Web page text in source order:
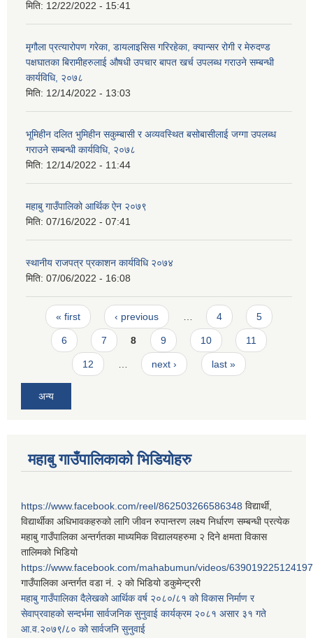
मिति: 12/22/2022 - 15:41
मृगौला प्रत्यारोपण गरेका, डायलाइसिस गरिरहेका, क्यान्सर रोगी र मेरुदण्ड
पक्षघातका बिरामीहरुलाई औषधी उपचार बापत खर्च उपलब्ध गराउने सम्बन्धी
कार्यविधि, २०७८
मिति: 12/14/2022 - 13:03
भूमिहीन दलित भुमिहीन सकुम्बासी र अव्यवस्थित बसोबासीलाई जग्गा उपलब्ध
गराउने सम्बन्धी कार्यविधि, २०७८
मिति: 12/14/2022 - 11:44
महाबु गाउँपालिको आर्थिक ऐन २०७९
मिति: 07/16/2022 - 07:41
स्थानीय राजपत्र प्रकाशन कार्यविधि २०७४
मिति: 07/06/2022 - 16:08
Pages
« first ‹ previous 4 5
6 7 8 9 10 11
12 next › last »
अन्य
महाबु गाउँपालिकाको भिडियोहरु
https://www.facebook.com/reel/862503266586348 विद्यार्थी,
विद्यार्थीका अधिभावकहरुको लागि जीवन रुपान्तरण लक्ष्य निर्धारण सम्बन्धी प्रत्येक
महाबु गाउँपालिका अन्तर्गतका माध्यमिक विद्यालयहरुमा २ दिने क्षमता विकास
तालिमको भिडियो
https://www.facebook.com/mahabumun/videos/639019225124197
गाउँपालिका अन्तर्गत वडा नं. २ को भिडियो डकुमेन्ट्ररी
महाबु गाउँपालिका दैलेखको आर्थिक वर्ष २०८०/८१ को विकास निर्माण र
सेवाप्रवाहको सन्दर्भमा सार्वजनिक सुनुवाई कार्यक्रम २०८१ असार ३१ गते
आ.व.२०७९/८० को सार्वजनि सुनुवाई